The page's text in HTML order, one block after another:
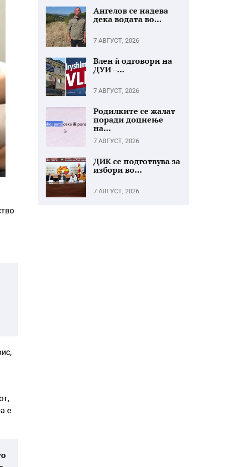
е
Ангелов се надева
дека водата во...
7 АВГУСТ, 2026
Влен ѝ одговори на
ДУИ –...
7 АВГУСТ, 2026
Родилките се жалат
поради доцнење
на...
7 АВГУСТ, 2026
ДИК се подготвува за
избори во...
7 АВГУСТ, 2026